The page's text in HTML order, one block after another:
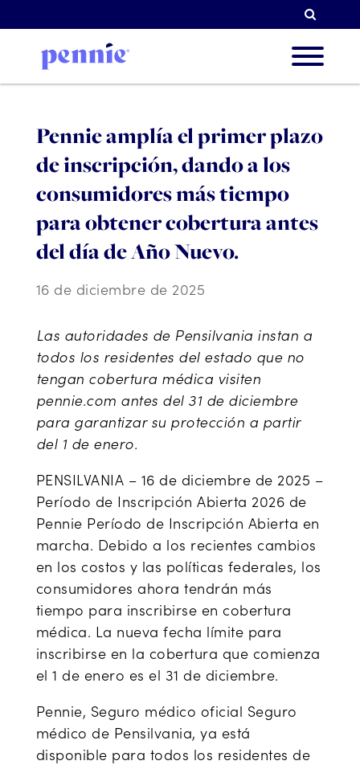
Pennie amplía el primer plazo
de inscripción, dando a los
consumidores más tiempo
para obtener cobertura antes
del día de Año Nuevo.
16 de diciembre de 2025
Las autoridades de Pensilvania instan a
todos los residentes del estado que no
tengan cobertura médica visiten
pennie.com antes del 31 de diciembre
para garantizar su protección a partir
del 1 de enero.
PENSILVANIA – 16 de diciembre de 2025 –
Período de Inscripción Abierta 2026 de
Pennie Período de Inscripción Abierta en
marcha. Debido a los recientes cambios
en los costos y las políticas federales, los
consumidores ahora tendrán más
tiempo para inscribirse en cobertura
médica. La nueva fecha límite para
inscribirse en la cobertura que comienza
el 1 de enero es el 31 de diciembre.
Pennie, Seguro médico oficial Seguro
médico de Pensilvania, ya está
disponible para todos los residentes de